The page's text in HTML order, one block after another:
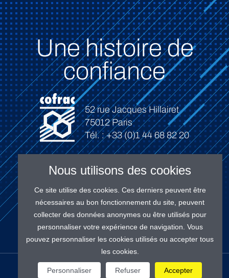
Une histoire de
confiance
52 rue Jacques Hillairet
75012 Paris
Tél. : +33 (0)1 44 68 82 20
Connexion
NOS RÉSEAUX
Nous utilisons des cookies
Ce site utilise des cookies. Ces derniers peuvent être
nécessaires au bon fonctionnement du site, peuvent
collecter des données anonymes ou être utilisés pour
personnaliser votre expérience de navigation. Vous
pouvez personnaliser les cookies utilisés ou accepter tous
les cookies.
Personnaliser Refuser Accepter